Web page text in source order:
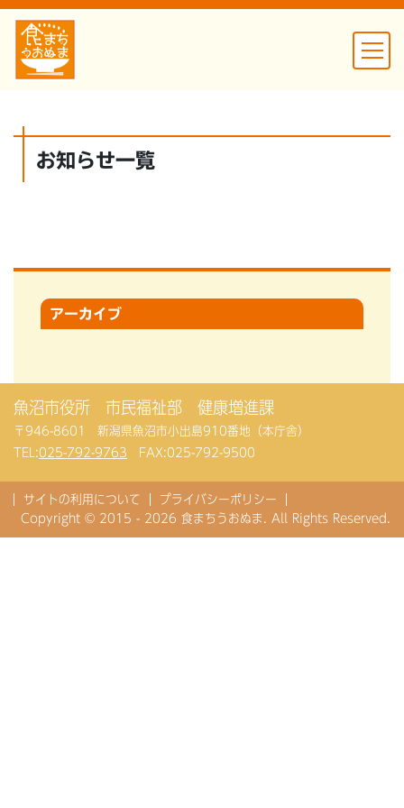
お知らせ一覧
アーカイブ
魚沼市役所 市民福祉部 健康増進課
〒946-8601 新潟県魚沼市小出島910番地（本庁舎）
TEL:025-792-9763 FAX:025-792-9500
サイトの利用について
プライバシーポリシー
Copyright © 2015 - 2026 食まちうおぬま. All Rights Reserved.